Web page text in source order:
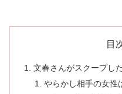
目
文春さんがスクープし
やらかし相手の女性